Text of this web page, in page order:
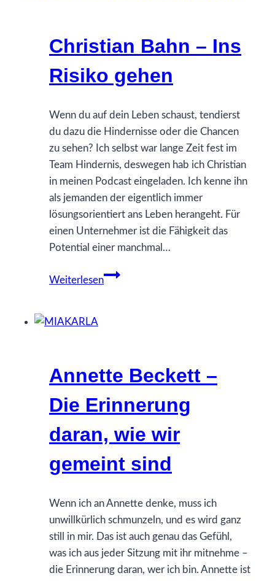
des
Christian Bahn – Ins
Risiko gehen
Wenn du auf dein Leben schaust, tendierst
du dazu die Hindernisse oder die Chancen
zu sehen? Ich selbst war lange Zeit fest im
Team Hindernis, deswegen hab ich Christian
in meinen Podcast eingeladen. Ich kenne ihn
als jemanden der eigentlich immer
lösungsorientiert ans Leben herangeht. Für
einen Unternehmer ist die Fähigkeit das
Potential einer manchmal…
Weiterlesen
Christian
Annette Beckett –
Die Erinnerung
daran, wie wir
gemeint sind
Wenn ich an Annette denke, muss ich
unwillkürlich schmunzeln, und es wird ganz
still in mir. Das ist auch genau das Gefühl,
was ich aus jeder Sitzung mit ihr mitnehme –
die Erinnerung daran, wer ich bin. Annette ist